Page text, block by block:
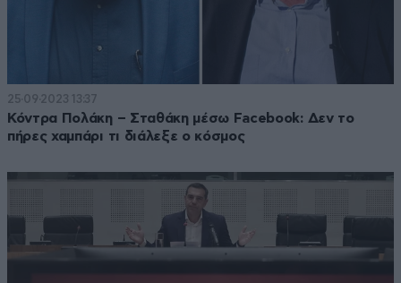
25·09·2023 13:37
Κόντρα Πολάκη – Σταθάκη μέσω Facebook: Δεν το
πήρες χαμπάρι τι διάλεξε ο κόσμος